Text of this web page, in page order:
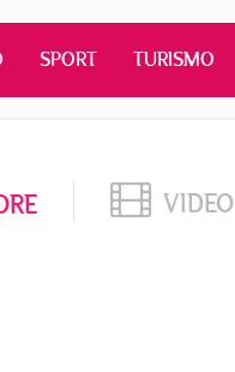
SPORT TURISMO
VIDEO